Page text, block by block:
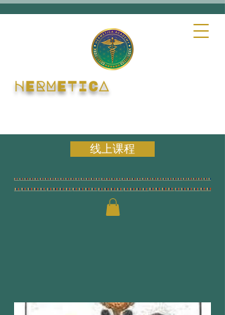
HERMETICA
线上课程